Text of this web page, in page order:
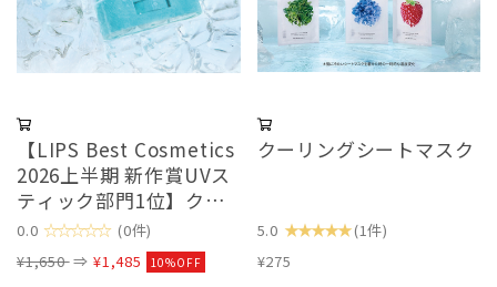
【LIPS Best Cosmetics
2026上半期 新作賞UVス
ティック部門1位】クー
リングアロエUVスティ
ック
0.0 ☆☆☆☆☆ (0件)
¥1,650⇒¥1,485 10%OFF
クーリングシートマスク
5.0 ★★★★★(1件)
¥275